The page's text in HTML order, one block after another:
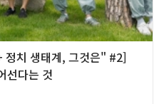
치 생태계, 그것은" #2]
선다는 것